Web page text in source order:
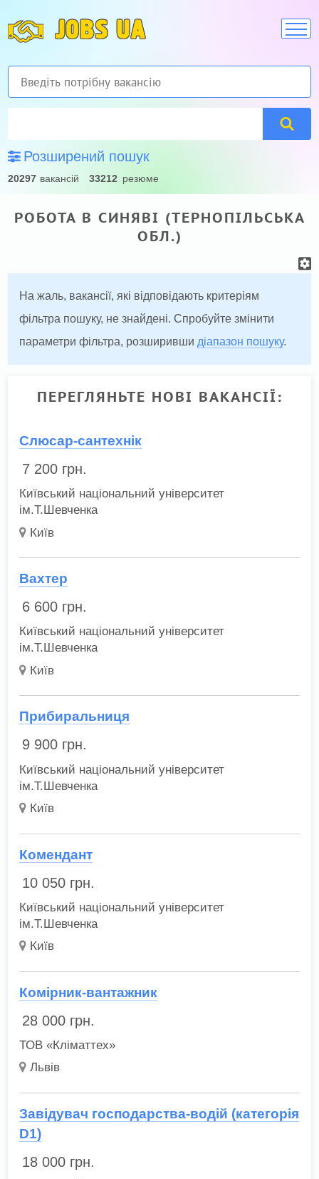
JOBS UA
Розширений пошук
20297 вакансій 33212 резюме
РОБОТА В СИНЯВІ (ТЕРНОПІЛЬСЬКА
ОБЛ.)
На жаль, вакансії, які відповідають критеріям
фільтра пошуку, не знайдені. Спробуйте змінити
параметри фільтра, розширивши діапазон пошуку.
ПЕРЕГЛЯНЬТЕ НОВІ ВАКАНСІЇ:
Слюсар-сантехнік
7 200 грн.
Київський національний університет
ім.Т.Шевченка
Київ
Вахтер
6 600 грн.
Київський національний університет
ім.Т.Шевченка
Київ
Прибиральниця
9 900 грн.
Київський національний університет
ім.Т.Шевченка
Київ
Комендант
10 050 грн.
Київський національний університет
ім.Т.Шевченка
Київ
Комірник-вантажник
28 000 грн.
ТОВ «Кліматтех»
Львів
Завідувач господарства-водій (категорія
D1)
18 000 грн.